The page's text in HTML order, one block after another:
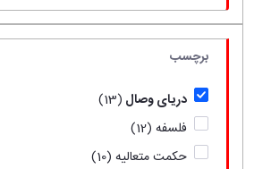
برچسب
دریای وصال (13)
فلسفه (12)
حکمت متعالیه (10)